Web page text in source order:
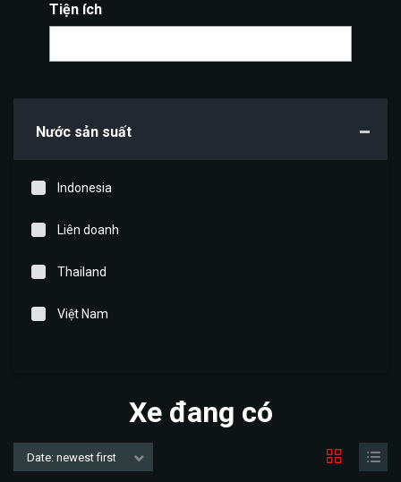
Tiện ích
Nước sản suất
Indonesia
Liên doanh
Thailand
Việt Nam
Xe đang có
Date: newest first